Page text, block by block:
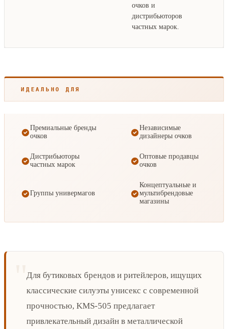
очков и
дистрибьюторов
частных марок.
ИДЕАЛЬНО ДЛЯ
Премиальные бренды
очков
Независимые
дизайнеры очков
Дистрибьюторы
частных марок
Оптовые продавцы
очков
Группы универмагов
Концептуальные и
мультибрендовые
магазины
Для бутиковых брендов и ритейлеров, ищущих
классические силуэты унисекс с современной
прочностью, KMS-505 предлагает
привлекательный дизайн в металлической